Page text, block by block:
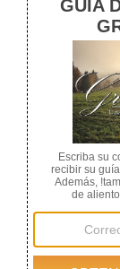
unos a
amado.
Otras
John